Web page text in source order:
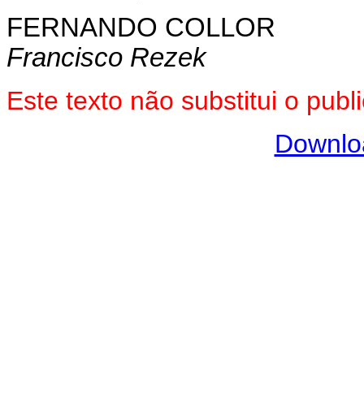
FERNANDO COLLOR
Francisco Rezek
Este texto não substitui o